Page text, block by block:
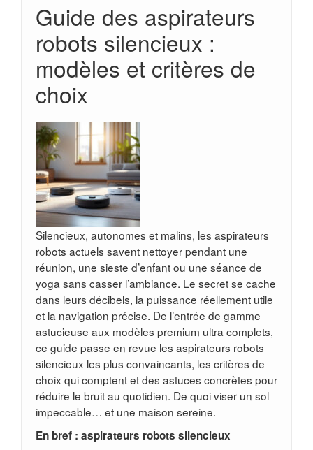
Guide des aspirateurs
robots silencieux :
modèles et critères de
choix
Silencieux, autonomes et malins, les aspirateurs
robots actuels savent nettoyer pendant une
réunion, une sieste d’enfant ou une séance de
yoga sans casser l’ambiance. Le secret se cache
dans leurs décibels, la puissance réellement utile
et la navigation précise. De l’entrée de gamme
astucieuse aux modèles premium ultra complets,
ce guide passe en revue les aspirateurs robots
silencieux les plus convaincants, les critères de
choix qui comptent et des astuces concrètes pour
réduire le bruit au quotidien. De quoi viser un sol
impeccable… et une maison sereine.
En bref : aspirateurs robots silencieux